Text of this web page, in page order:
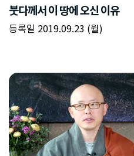
붓다께서 이 땅에 오신 이유
등록일 2019.09.23 (월)